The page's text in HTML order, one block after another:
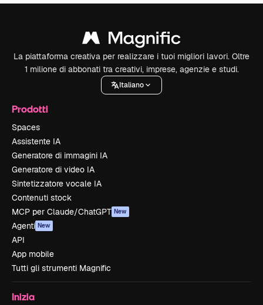
La piattaforma creativa per realizzare i tuoi migliori lavori. Oltre
1 milione di abbonati tra creativi, imprese, agenzie e studi.
Italiano
Prodotti
Spaces
Assistente IA
Generatore di immagini IA
Generatore di video IA
Sintetizzatore vocale IA
Contenuti stock
MCP per Claude/ChatGPT New
Agenti New
API
App mobile
Tutti gli strumenti Magnific
Inizia